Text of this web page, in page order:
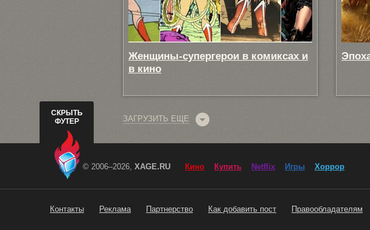
Женщины-супергерои в комиксах и
в кино
ЗАГРУЗИТЬ ЕЩЕ
СКРЫТЬ
ФУТЕР
© 2006–2026, XAGE.RU Кино Купить Netflix Игры Хоррор
Контакты Реклама Партнерство Как добавить пост Правообладателям